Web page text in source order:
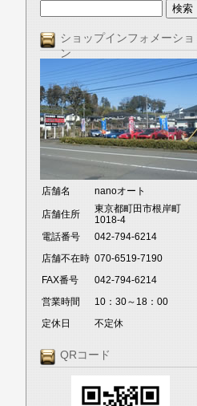
ショップインフォメーショ
ン
店舗名 nanoオート
店舗住所
東京都町田市根岸町
1018-4
電話番号
042-794-6214
店舗不在時 070-6519-7190
FAX番号
042-794-6214
営業時間
10：30～18：00
定休日
不定休
QRコード